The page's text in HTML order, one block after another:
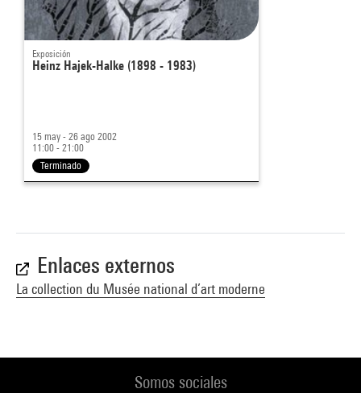
Exposición
Heinz Hajek-Halke (1898 - 1983)
15 may - 26 ago 2002
11:00 - 21:00
Terminado
Enlaces externos
La collection du Musée national d’art moderne
Somos sociales